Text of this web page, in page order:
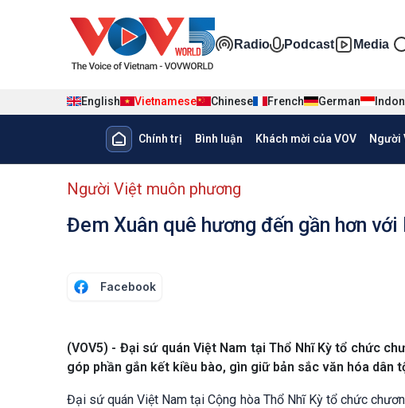
Đa phương tiện
Radio Podcast Media
English Vietnamese Chinese French German
Main navigation
Chính trị Bình luận Khách mời của VOV Người
menu phụ tiếng Việt
Người Việt muôn phương
Đem Xuân quê hương đến gần hơn
Facebook
(VOV5) - Đại sứ quán Việt Nam tại Thổ Nhĩ Kỳ tổ chức
góp phần gắn kết kiều bào, gìn giữ bản sắc văn hóa dân
Đại sứ quán Việt Nam tại Cộng hòa Thổ Nhĩ Kỳ tổ chức